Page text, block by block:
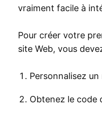
vraiment facile à
Pour créer votre
site Web, vous
Personnalisez
Obtenez le code